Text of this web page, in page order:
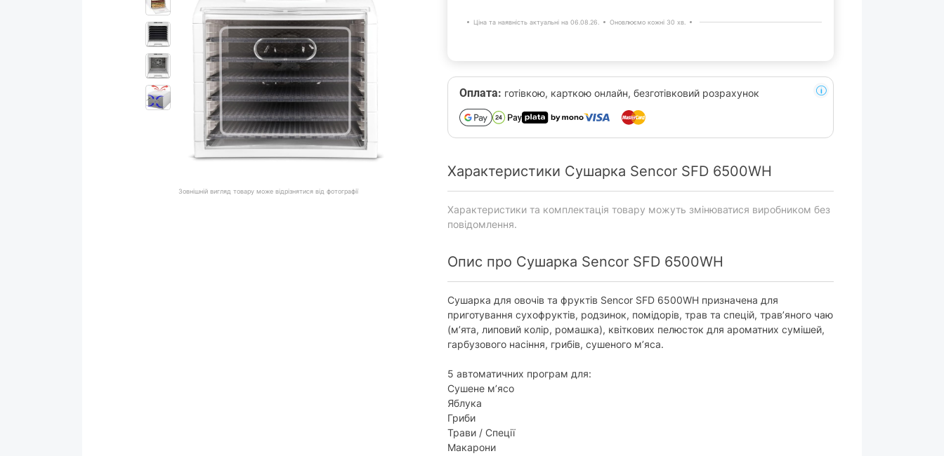
Зовнішній вигляд товару може відрізнятися від фотографії
Ціна та наявність актуальні на 06.08.26. Оновлюємо кожні 30 хв.
Оплата: готівкою, карткою онлайн, безготівковий розрахунок
Характеристики Сушарка Sencor SFD 6500WH
Характеристики та комплектація товару можуть змінюватися виробником без
повідомлення.
Опис про Сушарка Sencor SFD 6500WH
Сушарка для овочів та фруктів Sencor SFD 6500WH призначена для
приготування сухофруктів, родзинок, помідорів, трав та спецій, трав’яного чаю
(м’ята, липовий колір, ромашка), квіткових пелюсток для ароматних сумішей,
гарбузового насіння, грибів, сушеного м’яса.
5 автоматичних програм для:
Сушене м’ясо
Яблука
Гриби
Трави / Спеції
Макарони